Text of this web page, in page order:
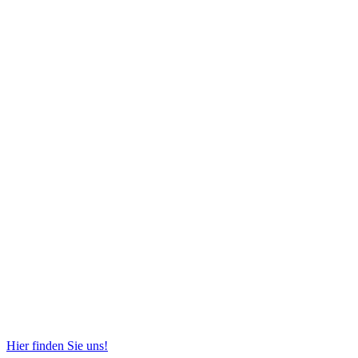
Hier finden Sie uns!